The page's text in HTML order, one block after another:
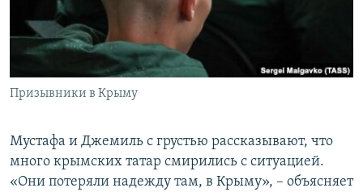
Призывники в Крыму
Мустафа и Джемиль с грустью рассказывают, что
много крымских татар смирились с ситуацией.
«Они потеряли надежду там, в Крыму», – объясняет